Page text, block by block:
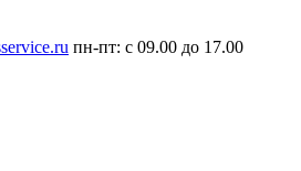
пн-пт: с 09.00 до 17.00